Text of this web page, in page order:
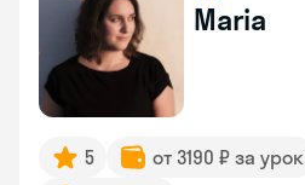
Maria
5 от 3190 ₽ за урок